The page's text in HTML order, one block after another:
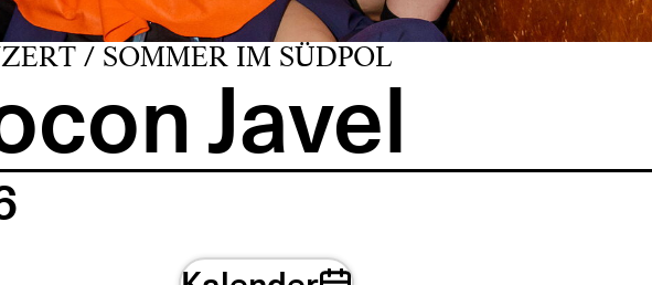
/ SOMMER IM SÜDPOL
Javel